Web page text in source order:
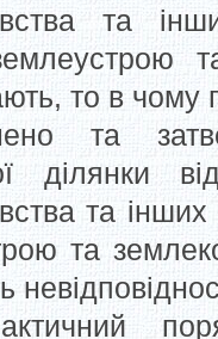
та
то в чому
та
ділянки
та
та